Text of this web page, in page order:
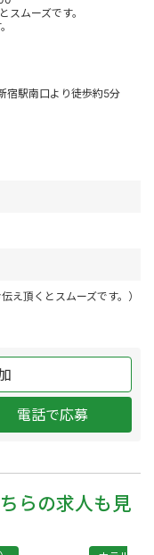
ムーズです。
駅南口より徒歩約5分
え頂くとスムーズです。）
電話で応募
らの求人も 見